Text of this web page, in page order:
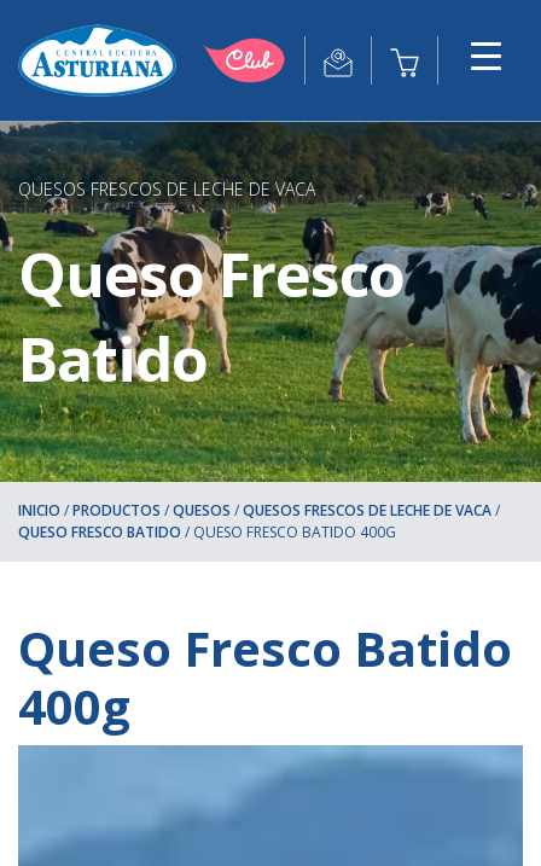
QUESOS FRESCOS DE LECHE DE VACA
Queso Fresco
Batido
INICIO /PRODUCTOS /QUESOS /QUESOS FRESCOS DE LECHE DE VACA/
QUESO FRESCO BATIDO / QUESO FRESCO BATIDO 400G
Queso Fresco Batido
400g